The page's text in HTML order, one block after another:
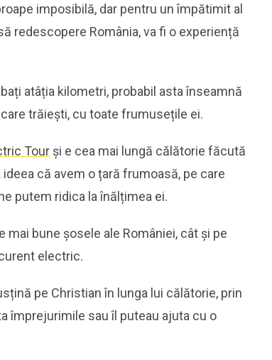
imposibilă, dar pentru un împătimit al
redescopere România, va fi o experiență
atâția kilometri, probabil asta înseamnă
trăiești, cu toate frumusețile ei.
Tour și e cea mai lungă călătorie făcută
că avem o țară frumoasă, pe care
putem ridica la înălțimea ei.
bune șosele ale României, cât și pe
electric.
pe Christian în lunga lui călătorie, prin
împrejurimile sau îl puteau ajuta cu o